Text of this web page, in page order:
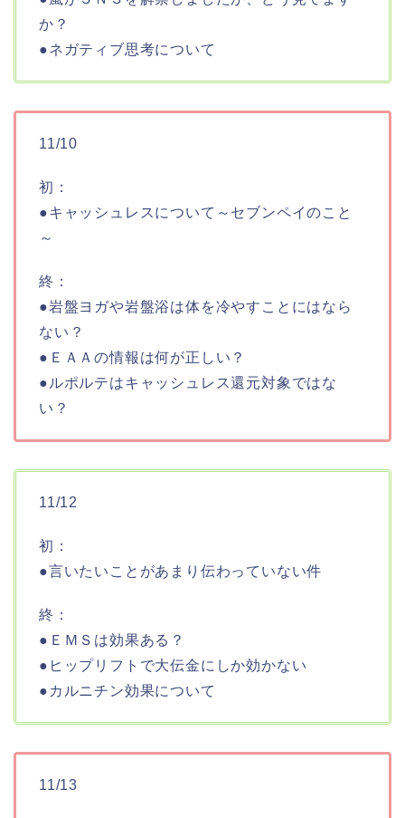
か？
●ネガティブ思考について
11/10
初：
●キャッシュレスについて～セブンペイのこと
～
終：
●岩盤ヨガや岩盤浴は体を冷やすことにはなら
ない？
●ＥＡＡの情報は何が正しい？
●ルポルテはキャッシュレス還元対象ではな
い？
11/12
初：
●言いたいことがあまり伝わっていない件
終：
●ＥＭＳは効果ある？
●ヒップリフトで大伝金にしか効かない
●カルニチン効果について
11/13